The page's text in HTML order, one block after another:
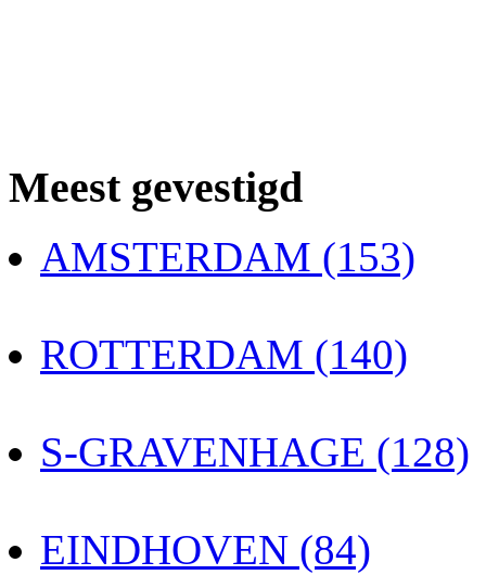
Meest gevestigd
AMSTERDAM (153)
ROTTERDAM (140)
S-GRAVENHAGE (128)
EINDHOVEN (84)